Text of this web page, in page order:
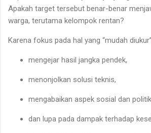
Apakah target tersebut benar-benar
warga, terutama kelompok rentan?
Karena fokus pada hal yang “mudah
mengejar hasil jangka pendek,
menonjolkan solusi teknis,
mengabaikan aspek sosial dan
dan lupa pada dampak terhadap